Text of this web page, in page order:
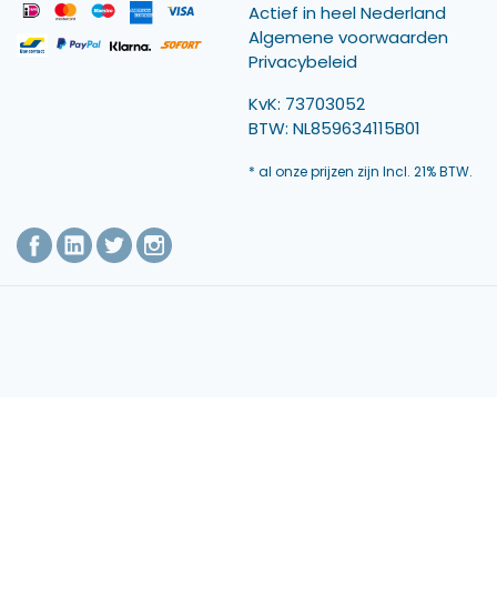
Actief in heel Nederland
Algemene voorwaarden
Privacybeleid
KvK: 73703052
BTW: NL859634115B01
* al onze prijzen zijn Incl. 21% BTW.